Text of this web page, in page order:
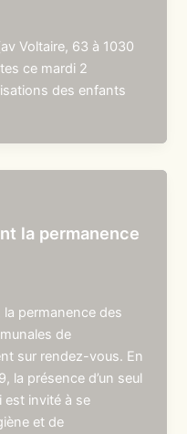
Voltaire, 63 à 1030
ce mardi 2
des enfants
la permanence
permanence des
de
sur rendez-vous. En
la présence d’un seul
est invité à se
et de